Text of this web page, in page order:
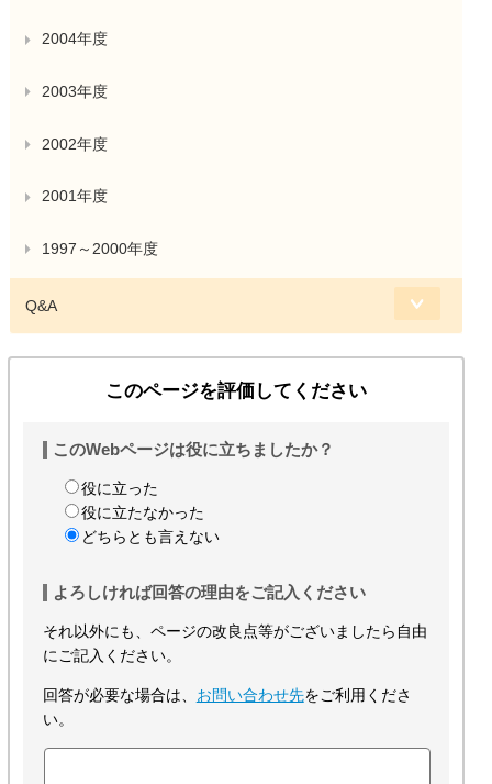
2004年度
2003年度
2002年度
2001年度
1997～2000年度
Q&A
このページを評価してください
このWebページは役に立ちましたか？
役に立った
役に立たなかった
どちらとも言えない
よろしければ回答の理由をご記入ください
それ以外にも、ページの改良点等がございましたら自由
にご記入ください。
回答が必要な場合は、 お問い合わせ先をご利用くださ
い。